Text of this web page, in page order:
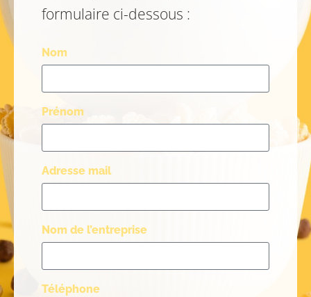
formulaire ci-dessous :
Nom
Prénom
Adresse mail
Nom de l’entreprise
Téléphone